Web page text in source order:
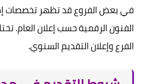
في بعض الفروع قد تظهر تخصصات
الفنون الرقمية حسب إعلان العام.
الفرع وإعلان التقديم السنوي.